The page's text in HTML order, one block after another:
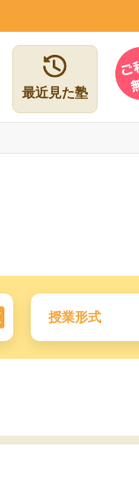
最近見た塾
授業形式